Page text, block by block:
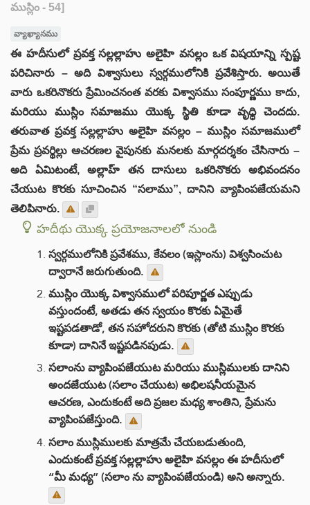
ముస్లిం - 54]
వ్యాఖ్యానము
ఈ హదీసులో ప్రవక్త సల్లల్లాహు అలైహి వసల్లం ఒక విషయాన్ని స్పష్ట
పరిచినారు – అది విశ్వాసులు స్వర్గములోనికి ప్రవేశిస్తారు. అయితే
వారు ఒకరినొకరు ప్రేమించనంత వరకు విశ్వాసము సంపూర్ణము కాదు,
మరియు ముస్లిం సమాజము యొక్క స్థితి కూడా వృధ్ధి చెందదు.
తరువాత ప్రవక్త సల్లల్లాహు అలైహి వసల్లం – ముస్లిం సమాజములో
ప్రేమ ప్రవర్థిల్లు ఆచరణల వైపునకు మనలకు మార్గదర్శకం చేసినారు –
అది ఏమిటంటే, అల్లాహ్ తన దాసులు ఒకరినొకరు అభివందనం
చేయుట కొరకు సూచించిన “సలాము”, దానిని వ్యాపింపజేయమని
తెలిపినారు.
హదీథు యొక్క ప్రయోజనాలలో నుండి
స్వర్గములోనికి ప్రవేశము, కేవలం (ఇస్లాంను) విశ్వసించుట
ద్వారానే జరుగుతుంది.
ముస్లిం యొక్క విశ్వాసములో పరిపూర్ణత ఎప్పుడు
వస్తుందంటే, అతడు తన స్వయం కొరకు ఏమైతే
ఇష్టపడతాడో, తన సహోదరుని కొరకు (తోటి ముస్లిం కొరకు
కూడా) దానినే ఇష్టపడినపుడు.
సలాంను వ్యాపింపజేయుట మరియు ముస్లిములకు దానిని
అందజేయుట (సలాం చేయుట) అభిలషనీయమైన
ఆచరణ, ఎందుకంటే అది ప్రజల మధ్య శాంతిని, ప్రేమను
వ్యాపింపజేస్తుంది.
సలాం ముస్లిములకు మాత్రమే చేయబడుతుంది,
ఎందుకంటే ప్రవక్త సల్లల్లాహు అలైహి వసల్లం ఈ హదీసులో
“మీ మధ్య” (సలాం ను వ్యాపింపజేయండి) అని అన్నారు.